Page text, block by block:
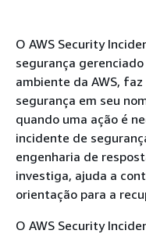
O AWS Security
segurança
ambiente da AWS,
segurança em seu
quando uma ação é
incidente de
engenharia de
investiga, ajuda a
orientação para a
O AWS Security